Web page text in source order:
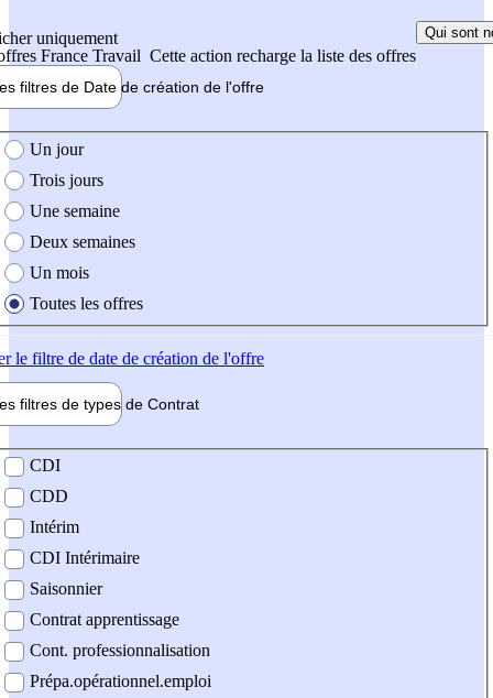
uniquement
France Travail Cette action recharge la liste des offres
Qui sont
filtres de Date de création de l'offre
création de l'offre
Un jour
Trois jours
Une semaine
Deux semaines
Un mois
Toutes les offres
le filtre de date de création de l'offre
filtres de types de Contrat
contrat
CDI
CDD
Intérim
CDI Intérimaire
Saisonnier
Contrat apprentissage
Cont. professionnalisation
Prépa.opérationnel.emploi